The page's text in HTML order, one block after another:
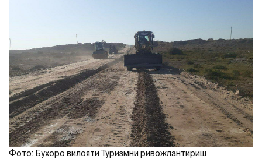
Фото: Бухоро вилояти Туризмни ривожлантириш